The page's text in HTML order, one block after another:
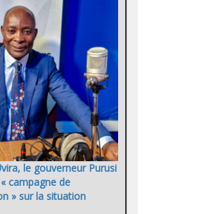
le gouverneur Purusi
campagne de
» sur la situation